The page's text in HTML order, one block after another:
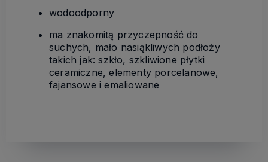
wodoodporny
ma znakomitą przyczepność do
suchych, mało nasiąkliwych podłoży
takich jak: szkło, szkliwione płytki
ceramiczne, elementy porcelanowe,
fajansowe i emaliowane